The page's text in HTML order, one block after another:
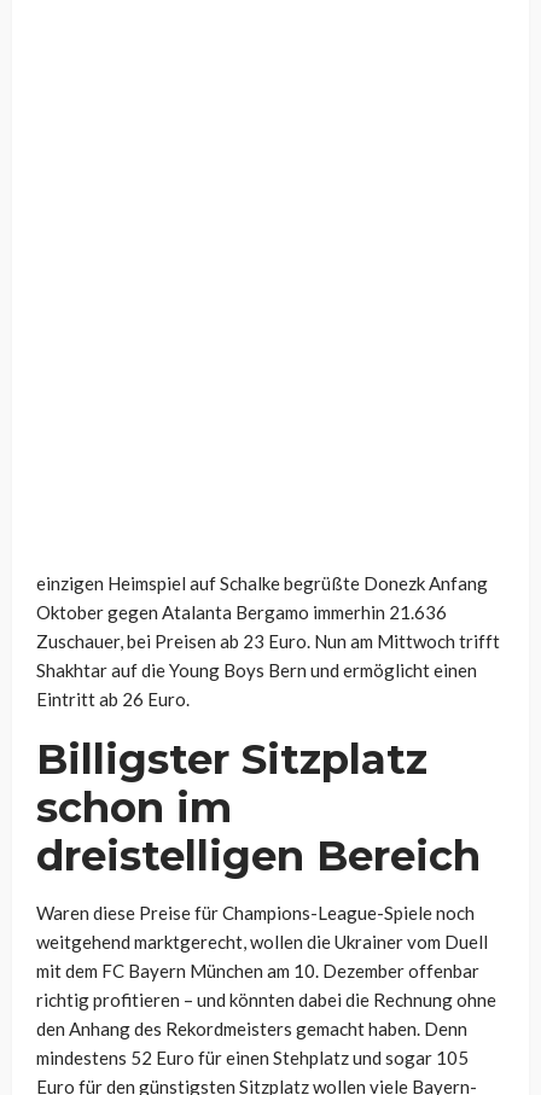
einzigen Heimspiel auf Schalke begrüßte Donezk Anfang
Oktober gegen Atalanta Bergamo immerhin 21.636
Zuschauer, bei Preisen ab 23 Euro. Nun am Mittwoch trifft
Shakhtar auf die Young Boys Bern und ermöglicht einen
Eintritt ab 26 Euro.
Billigster Sitzplatz
schon im
dreistelligen Bereich
Waren diese Preise für Champions-League-Spiele noch
weitgehend marktgerecht, wollen die Ukrainer vom Duell
mit dem FC Bayern München am 10. Dezember offenbar
richtig profitieren – und könnten dabei die Rechnung ohne
den Anhang des Rekordmeisters gemacht haben. Denn
mindestens 52 Euro für einen Stehplatz und sogar 105
Euro für den günstigsten Sitzplatz wollen viele Bayern-